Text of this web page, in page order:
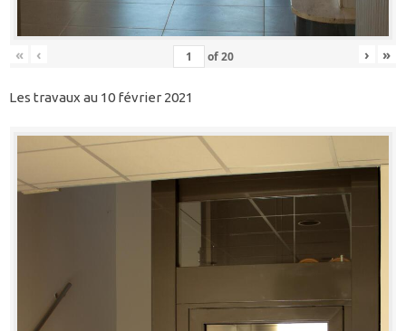
« ‹ of20 › »
Les travaux au 10 février 2021